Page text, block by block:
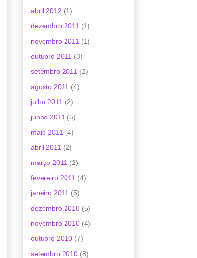
abril 2012 (1)
dezembro 2011 (1)
novembro 2011 (1)
outubro 2011 (3)
setembro 2011 (2)
agosto 2011 (4)
julho 2011 (2)
junho 2011 (5)
maio 2011 (4)
abril 2011 (2)
março 2011 (2)
fevereiro 2011 (4)
janeiro 2011 (5)
dezembro 2010 (5)
novembro 2010 (4)
outubro 2010 (7)
setembro 2010 (8)